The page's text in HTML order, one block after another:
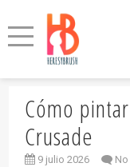
Cómo
Crusade
9 julio 2026 No